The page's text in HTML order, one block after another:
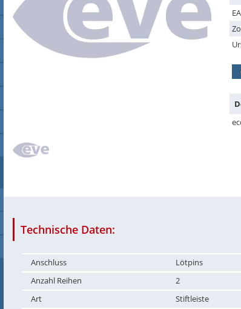
Technische Daten:
Anschluss
Lötpins
Anzahl Reihen
2
Art
Stiftleiste